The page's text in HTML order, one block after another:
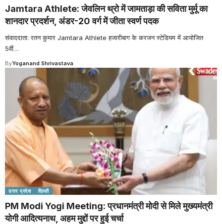
Jamtara Athlete: जेवलिन थ्रो में जामताड़ा की सविता मुर्मू का
शानदार प्रदर्शन, अंडर-20 वर्ग में जीता स्वर्ण पदक
संवाददाता: रतन कुमार Jamtara Athlete हजारीबाग के करजन स्टेडियम में आयोजित
5वीं…
ByYoganand Shrivastava
उत्तर प्रदेश दिल्ली
PM Modi Yogi Meeting: प्रधानमंत्री मोदी से मिले मुख्यमंत्री
योगी आदित्यनाथ, अहम मुद्दों पर हुई चर्चा